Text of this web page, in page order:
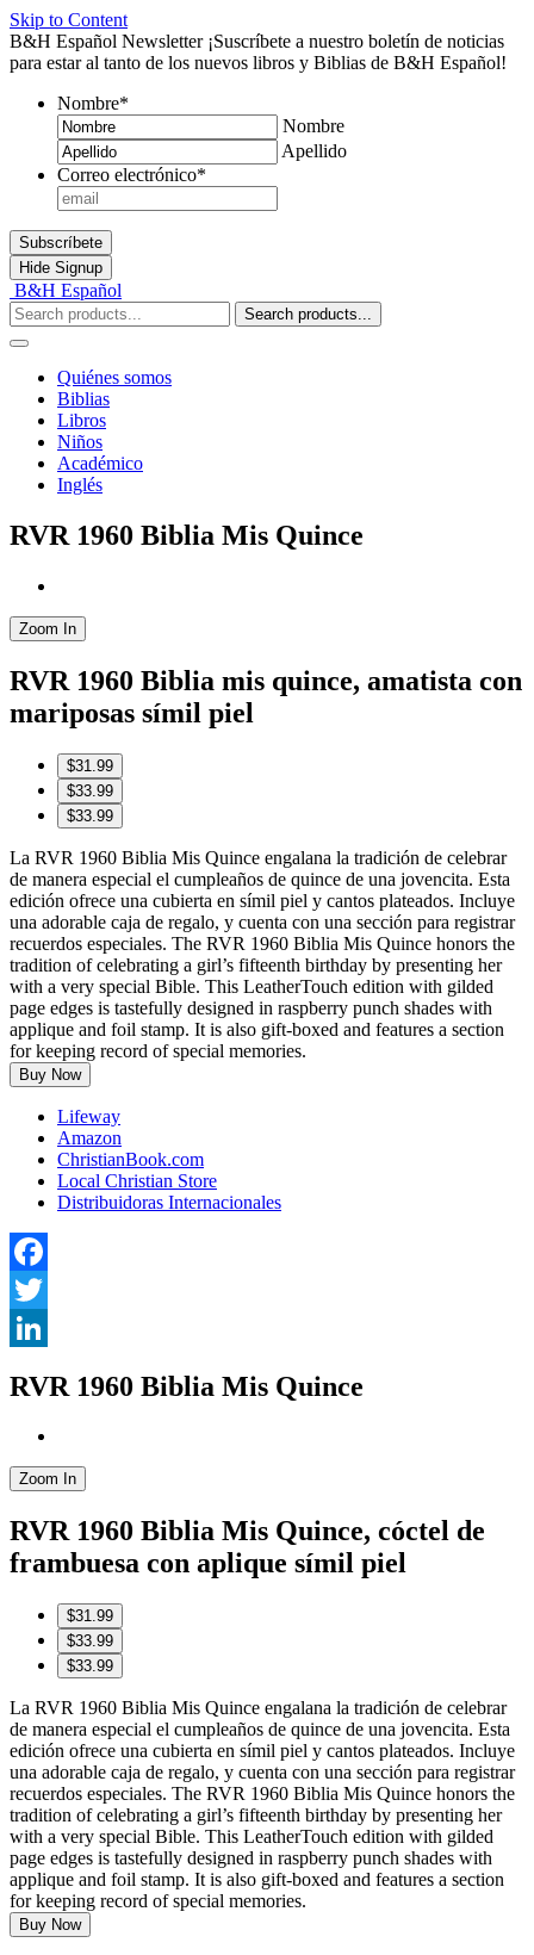
Skip to Content
B&H Español Newsletter ¡Suscríbete a nuestro boletín de noticias
para estar al tanto de los nuevos libros y Biblias de B&H Español!
Nombre*
Nombre
Apellido
Correo electrónico*
Subscríbete
Hide Signup
B&H Español
Search products...
Quiénes somos
Biblias
Libros
Niños
Académico
Inglés
RVR 1960 Biblia Mis Quince
Zoom In
RVR 1960 Biblia mis quince, amatista con
mariposas símil piel
$31.99
$33.99
$33.99
La RVR 1960 Biblia Mis Quince engalana la tradición de celebrar
de manera especial el cumpleaños de quince de una jovencita. Esta
edición ofrece una cubierta en símil piel y cantos plateados. Incluye
una adorable caja de regalo, y cuenta con una sección para registrar
recuerdos especiales. The RVR 1960 Biblia Mis Quince honors the
tradition of celebrating a girl’s fifteenth birthday by presenting her
with a very special Bible. This LeatherTouch edition with gilded
page edges is tastefully designed in raspberry punch shades with
applique and foil stamp. It is also gift-boxed and features a section
for keeping record of special memories.
Buy Now
Lifeway
Amazon
ChristianBook.com
Local Christian Store
Distribuidoras Internacionales
Facebook
Twitter
RVR 1960 Biblia Mis Quince
Zoom In
RVR 1960 Biblia Mis Quince, cóctel de
frambuesa con aplique símil piel
$31.99
$33.99
$33.99
La RVR 1960 Biblia Mis Quince engalana la tradición de celebrar
de manera especial el cumpleaños de quince de una jovencita. Esta
edición ofrece una cubierta en símil piel y cantos plateados. Incluye
una adorable caja de regalo, y cuenta con una sección para registrar
recuerdos especiales. The RVR 1960 Biblia Mis Quince honors the
tradition of celebrating a girl’s fifteenth birthday by presenting her
with a very special Bible. This LeatherTouch edition with gilded
page edges is tastefully designed in raspberry punch shades with
applique and foil stamp. It is also gift-boxed and features a section
for keeping record of special memories.
Buy Now